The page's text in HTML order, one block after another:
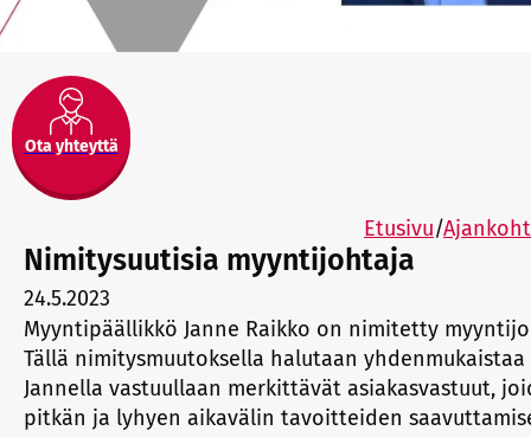
Ota yhteyttä
Etusivu/
Nimitysuutisia myyntijohtaja
24.5.2023
Myyntipäällikkö Janne Raikko on nimitetty
Tällä nimitysmuutoksella halutaan
Jannella vastuullaan merkittävät asiakasvastuut,
pitkän ja lyhyen aikavälin tavoitteiden